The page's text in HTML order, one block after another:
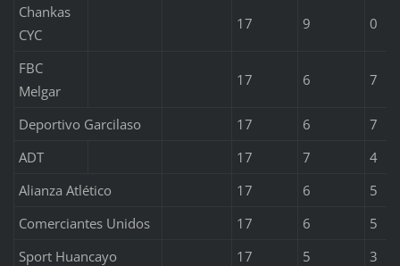
Chankas
CYC
17 9 0
FBC
Melgar
17 6 7
Deportivo Garcilaso 17 6
7
ADT
17 7
4
Alianza Atlético
17 6
5
Comerciantes Unidos
17 6
5
Sport Huancayo
17 5
3